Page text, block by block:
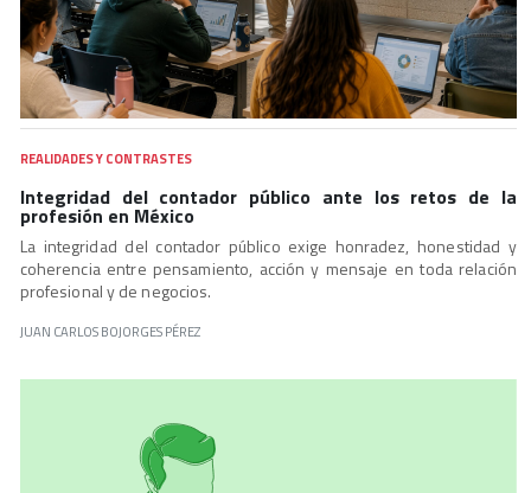
REALIDADES Y CONTRASTES
Integridad del contador público ante los retos de la
profesión en México
La integridad del contador público exige honradez, honestidad y
coherencia entre pensamiento, acción y mensaje en toda relación
profesional y de negocios.
JUAN CARLOS BOJORGES PÉREZ